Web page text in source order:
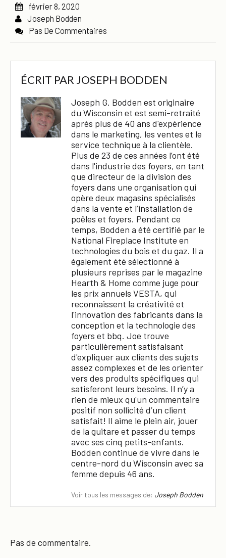
février 8, 2020
Joseph Bodden
Pas De Commentaires
ÉCRIT PAR JOSEPH BODDEN
Joseph G. Bodden est originaire
du Wisconsin et est semi-retraité
après plus de 40 ans d'expérience
dans le marketing, les ventes et le
service technique à la clientèle.
Plus de 23 de ces années l’ont été
dans l'industrie des foyers, en tant
que directeur de la division des
foyers dans une organisation qui
opère deux magasins spécialisés
dans la vente et l’installation de
poêles et foyers. Pendant ce
temps, Bodden a été certifié par le
National Fireplace Institute en
technologies du bois et du gaz. Il a
également été sélectionné à
plusieurs reprises par le magazine
Hearth & Home comme juge pour
les prix annuels VESTA, qui
reconnaissent la créativité et
l'innovation des fabricants dans la
conception et la technologie des
foyers et bbq. Joe trouve
particulièrement satisfaisant
d'expliquer aux clients des sujets
assez complexes et de les orienter
vers des produits spécifiques qui
satisferont leurs besoins. Il n’y a
rien de mieux qu'un commentaire
positif non sollicité d’un client
satisfait! Il aime le plein air, jouer
de la guitare et passer du temps
avec ses cinq petits-enfants.
Bodden continue de vivre dans le
centre-nord du Wisconsin avec sa
femme depuis 46 ans.
Voir tous les messages de: Joseph Bodden
Pas de commentaire.
×